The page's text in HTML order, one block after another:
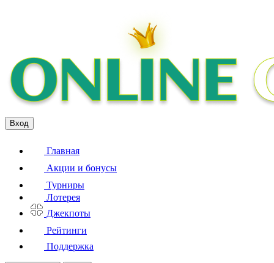
Вход
Главная
Акции и бонусы
Турниры
Лотерея
Джекпоты
Рейтинги
Поддержка